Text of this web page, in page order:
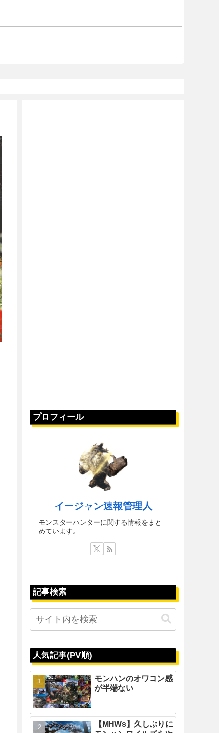
プロフィール
イージャン速報管理人
モンスターハンターに関する情報をまと
めています。
記事検索
人気記事(PV順)
モンハンのオワコン感
が半端ない
【MHWs】久しぶりに